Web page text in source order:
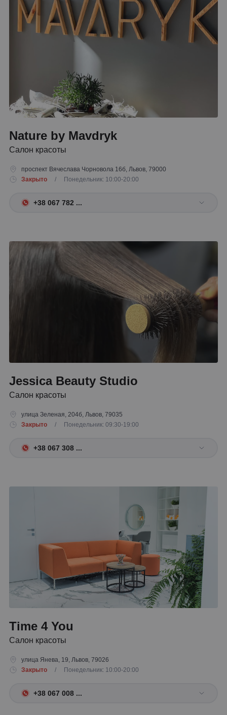
Nature by Mavdryk
Салон красоты
проспект Вячеслава Чорновола 16б, Львов, 79000
Закрыто
/ Понедельник: 10:00-20:00
+38 067 782 ...
Jessica Beauty Studio
Салон красоты
улица Зеленая, 204б, Львов, 79035
Закрыто
/ Понедельник: 09:30-19:00
+38 067 308 ...
Time 4 You
Салон красоты
улица Янева, 19, Львов, 79026
Закрыто
/ Понедельник: 10:00-20:00
+38 067 008 ...